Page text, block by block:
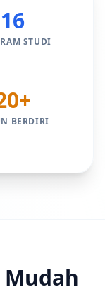
16
STUDI
BERDIRI